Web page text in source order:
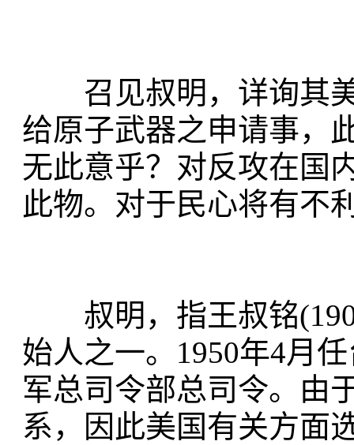
召见叔明，详询其美
给原子武器之申请事，
无此意乎？对反攻在国
此物。对于民心将有不
叔明，指王叔铭
始人之一。1950年4月
军总司令部总司令。由
系，因此美国有关方面